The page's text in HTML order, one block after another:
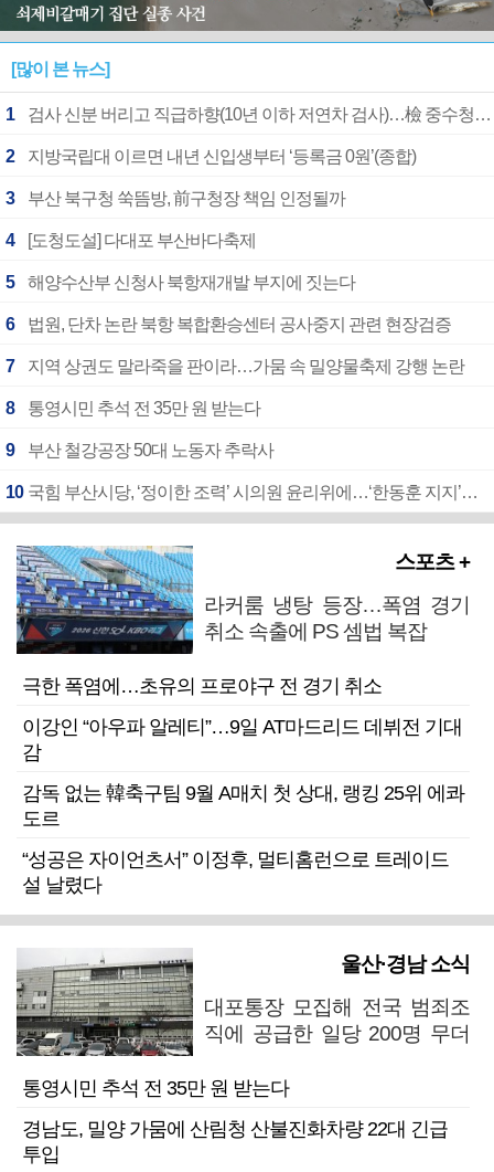
[많이 본 뉴스]
1 검사 신분 버리고 직급하향(10년 이하 저연차 검사)…檢 중수청행 기피
2 지방국립대 이르면 내년 신입생부터 ‘등록금 0원’(종합)
3 부산 북구청 쑥뜸방, 前구청장 책임 인정될까
4 [도청도설] 다대포 부산바다축제
5 해양수산부 신청사 북항재개발 부지에 짓는다
6 법원, 단차 논란 북항 복합환승센터 공사중지 관련 현장검증
7 지역 상권도 말라죽을 판이라…가뭄 속 밀양물축제 강행 논란
8 통영시민 추석 전 35만 원 받는다
9 부산 철강공장 50대 노동자 추락사
10 국힘 부산시당, ‘정이한 조력’ 시의원 윤리위에…‘한동훈 지지’도 신고접수
스포츠 +
라커룸 냉탕 등장…폭염 경기
취소 속출에 PS 셈법 복잡
극한 폭염에…초유의 프로야구 전 경기 취소
이강인 “아우파 알레티”…9일 AT마드리드 데뷔전 기대
감
감독 없는 韓축구팀 9월 A매치 첫 상대, 랭킹 25위 에콰
도르
“성공은 자이언츠서” 이정후, 멀티홈런으로 트레이드
설 날렸다
울산·경남 소식
대포통장 모집해 전국 범죄조
직에 공급한 일당 200명 무더
통영시민 추석 전 35만 원 받는다
경남도, 밀양 가뭄에 산림청 산불진화차량 22대 긴급
투입